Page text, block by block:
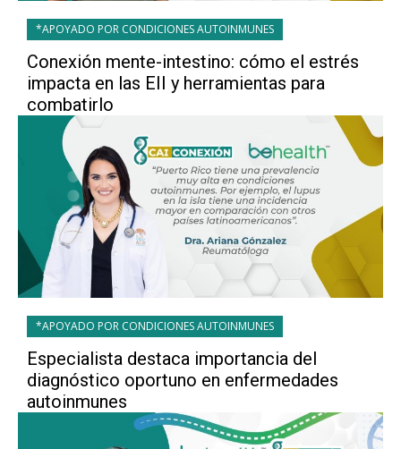
*APOYADO POR CONDICIONES AUTOINMUNES
Conexión mente-intestino: cómo el estrés
impacta en las EII y herramientas para
combatirlo
*APOYADO POR CONDICIONES AUTOINMUNES
Especialista destaca importancia del
diagnóstico oportuno en enfermedades
autoinmunes